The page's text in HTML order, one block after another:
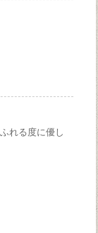
れる度に優し